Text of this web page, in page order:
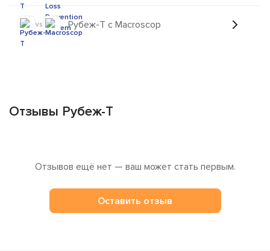
vs Рубеж-Т с Macroscop
Отзывы Рубеж-Т
Отзывов ещё нет — ваш может стать первым.
Оставить отзыв